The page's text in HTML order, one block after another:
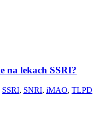
na lekach SSRI?
SSRI, SNRI, iMAO, TLPD